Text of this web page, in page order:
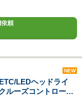
依頼
NEW
LEDヘッドライ
ルーズコントロール/